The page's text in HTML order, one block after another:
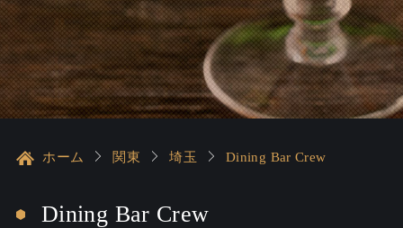
ホーム 関東 埼玉 Dining Bar Crew
Dining Bar Crew